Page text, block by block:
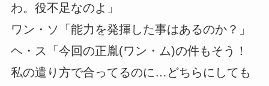
わ。役不足なのよ」
ワン・ソ「能力を発揮した事はあるのか？」
ヘ・ス「今回の正胤(ワン・ム)の件もそう！
私の遣り方で合ってるのに…どちらにしても